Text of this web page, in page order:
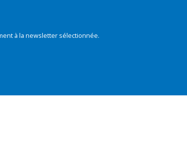
à la newsletter sélectionnée.